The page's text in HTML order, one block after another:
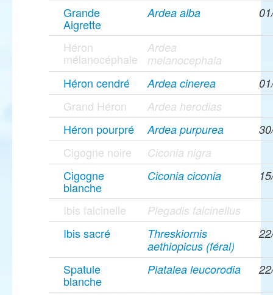
Grande
Aigrette
Ardea alba
Héron
mélanocéphale
Ardea
melanocephala
Héron cendré Ardea cinerea
Grand Héron Ardea herodias
Héron pourpré Ardea purpurea
Cigogne noire Ciconia nigra
Cigogne
blanche
Ciconia ciconia
Ibis falcinelle Plegadis falcinellus
Ibis sacré
Threskiornis
aethiopicus (féral)
Spatule
blanche
Platalea leucorodia